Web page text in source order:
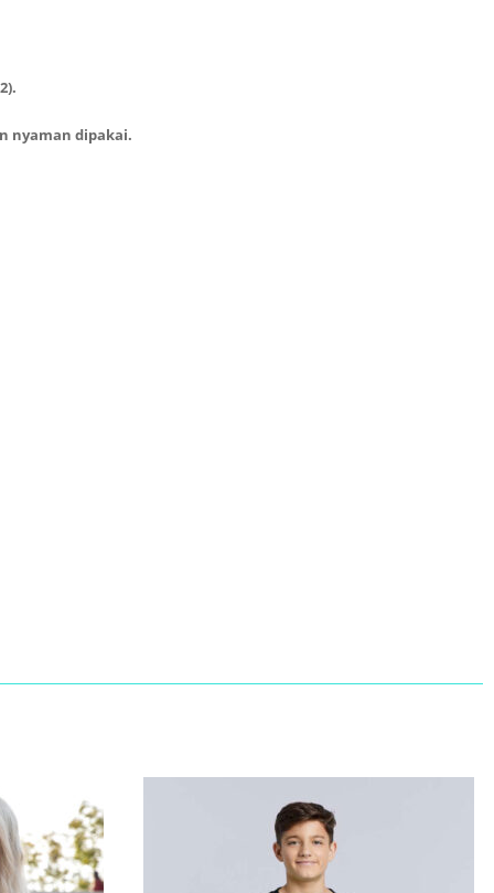
nyaman dipakai.